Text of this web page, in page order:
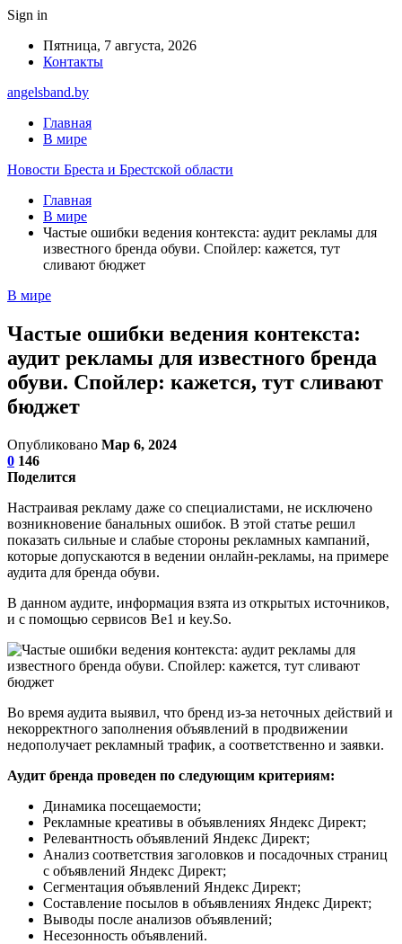
Sign in
Пятница, 7 августа, 2026
Контакты
angelsband.by
Главная
В мире
Новости Бреста и Брестской области
Главная
В мире
Частые ошибки ведения контекста: аудит рекламы для
известного бренда обуви. Спойлер: кажется, тут
сливают бюджет
В мире
Частые ошибки ведения контекста:
аудит рекламы для известного бренда
обуви. Спойлер: кажется, тут сливают
бюджет
Опубликовано Мар 6, 2024
0 146
Поделится
Настраивая рекламу даже со специалистами, не исключено
возникновение банальных ошибок. В этой статье решил
показать сильные и слабые стороны рекламных кампаний,
которые допускаются в ведении онлайн-рекламы, на примере
аудита для бренда обуви.
В данном аудите, информация взята из открытых источников,
и с помощью сервисов Be1 и key.So.
Во время аудита выявил, что бренд из-за неточных действий и
некорректного заполнения объявлений в продвижении
недополучает рекламный трафик, а соответственно и заявки.
Аудит бренда проведен по следующим критериям:
Динамика посещаемости;
Рекламные креативы в объявлениях Яндекс Директ;
Релевантность объявлений Яндекс Директ;
Анализ соответствия заголовков и посадочных страниц
с объявлений Яндекс Директ;
Сегментация объявлений Яндекс Директ;
Составление посылов в объявлениях Яндекс Директ;
Выводы после анализов объявлений;
Несезонность объявлений.